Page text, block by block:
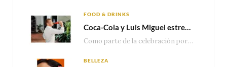
FOOD & DRINKS
Coca-Cola y Luis Miguel estrenan el comercial que celebra 100 años de historia junto a México
Como parte de la celebración por sus primeros 100 años enMéxico, Coca-Cola presenta hoy el…
BELLEZA